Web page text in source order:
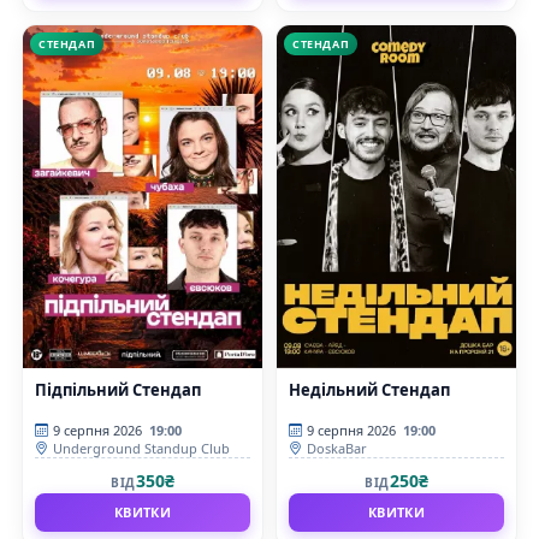
СТЕНДАП
Підпільний Стендап
9 серпня 2026 19:00
Underground Standup Club
ВІД350₴
КВИТКИ
СТЕНДАП
Недільний Стендап
9 серпня 2026 19:00
DoskaBar
ВІД250₴
КВИТКИ